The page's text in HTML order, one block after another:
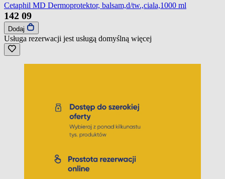
Cetaphil MD Dermoprotektor, balsam,d/tw.,ciala,1000 ml
142 09
Dodaj
Usługa rezerwacji jest usługą domyślną więcej